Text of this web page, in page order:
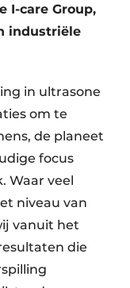
I-care Group,
industriële
in ultrasone
om te
de planeet
focus
Waar veel
niveau van
vanuit het
die